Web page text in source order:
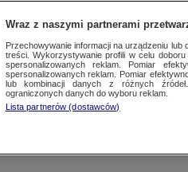
Wraz z naszymi partnerami
Przechowywanie informacji na urządzeniu lub
treści. Wykorzystywanie profili w celu
spersonalizowanych reklam. Pomiar
spersonalizowanych reklam. Pomiar
lub kombinacji danych z różnych
ograniczonych danych do wyboru reklam.
Lista partnerów (dostawców)